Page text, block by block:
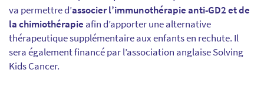
va permettre d’associer l’immunothérapie anti-GD2 et de
la chimiothérapie afin d’apporter une alternative
thérapeutique supplémentaire aux enfants en rechute. Il
sera également financé par l’association anglaise Solving
Kids Cancer.